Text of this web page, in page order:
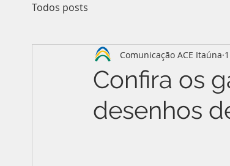
Todos posts
Confira os
desenhos
Comunicação ACE Itaúna